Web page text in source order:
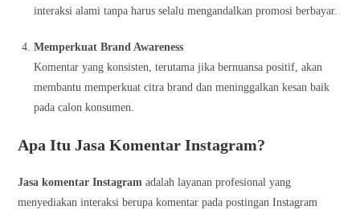
interaksi alami tanpa harus selalu mengandalkan promosi berbayar.
Memperkuat Brand Awareness
Komentar yang konsisten, terutama jika bernuansa positif, akan
membantu memperkuat citra brand dan meninggalkan kesan baik
pada calon konsumen.
Apa Itu Jasa Komentar Instagram?
Jasa komentar Instagram adalah layanan profesional yang
menyediakan interaksi berupa komentar pada postingan Instagram